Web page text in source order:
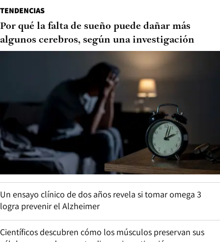
TENDENCIAS
Por qué la falta de sueño puede dañar más
algunos cerebros, según una investigación
Un ensayo clínico de dos años revela si tomar omega 3
logra prevenir el Alzheimer
Científicos descubren cómo los músculos preservan sus